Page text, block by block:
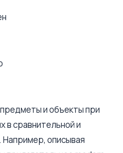
и объекты при
в сравнительной и
описывая